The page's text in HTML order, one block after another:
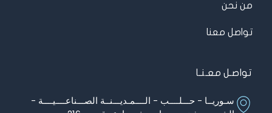
من نحن
تواصل معنا
تواصـل معـنـا
سـوريــا - حـــلــــب - الــــمـديـــنــة الصـــناعــــيــــة -